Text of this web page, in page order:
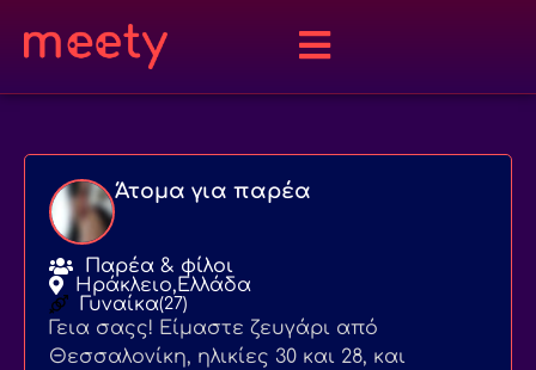
Άτομα για παρέα
Παρέα & φίλοι
Ηράκλειο,Ελλάδα
Γυναίκα(27)
Γεια σαςς! Είμαστε ζευγάρι από
Θεσσαλονίκη, ηλικίες 30 και 28, και